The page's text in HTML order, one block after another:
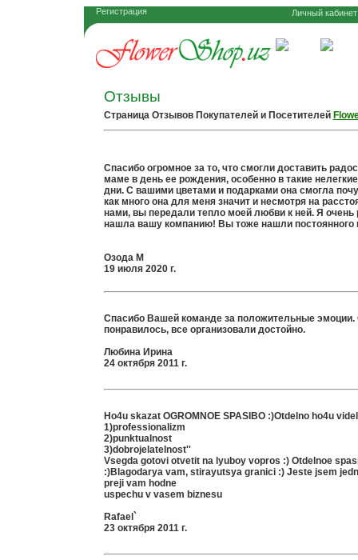
Регистрация Личный кабинет
Отзывы
Cтраница Отзывов Покупателей и Посетителей
Спасибо огромное за то, что смогли доставить
маме в день ее рождения, особенно в такие
дни. С вашими цветами и подарками она смогла
как много она для меня значит и несмотря на
нами, вы передали тепло моей любви к ней. Я очень
нашла вашу компанию! Вы тоже нашли постоянного
Озода М
19 июля 2020 г.
Спасибо Вашей команде за положительные эмоции.
понравилось, все организовали достойно.
Любина Ирина
24 октября 2011 г.
Ho4u skazat OGROMNOE SPASIBO :)Otdelno ho4u
1)professionalizm
2)punktualnost
3)dobrojelatelnost''
Vsegda gotovi otvetit na lyuboy vopros :) Otdelnoe
:)Blagodarya vam, stirayutsya granici :) Jeste jsem
preji vam hodne
uspechu v vasem biznesu
Rafael`
23 октября 2011 г.